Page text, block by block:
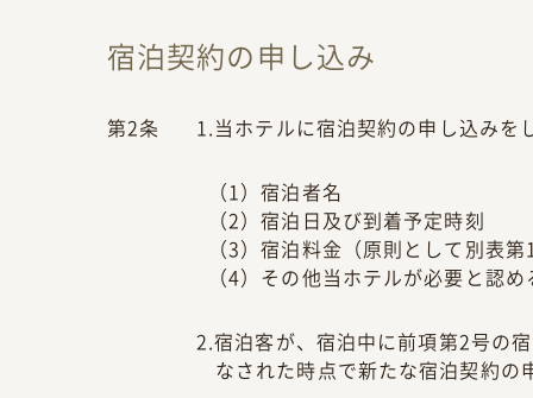
宿泊契約の申し込み
第2条 1.当ホテルに宿泊契約の申し込みを
（1）宿泊者名
（2）宿泊日及び到着予定時刻
（3）宿泊料金（原則として別表
（4）その他当ホテルが必要と認
2.宿泊客が、宿泊中に前項第2号の
なされた時点で新たな宿泊契約